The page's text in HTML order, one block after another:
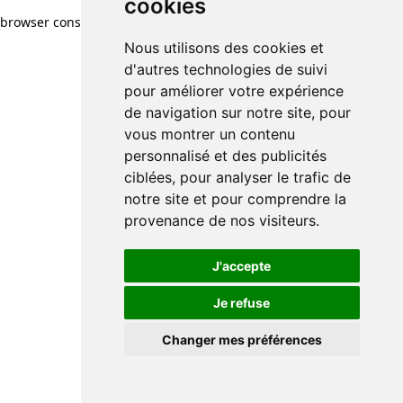
cookies
Nous utilisons des cookies et
d'autres technologies de suivi
pour améliorer votre expérience
de navigation sur notre site, pour
vous montrer un contenu
personnalisé et des publicités
ciblées, pour analyser le trafic de
notre site et pour comprendre la
provenance de nos visiteurs.
J'accepte
Je refuse
Changer mes préférences
browser console for more information)